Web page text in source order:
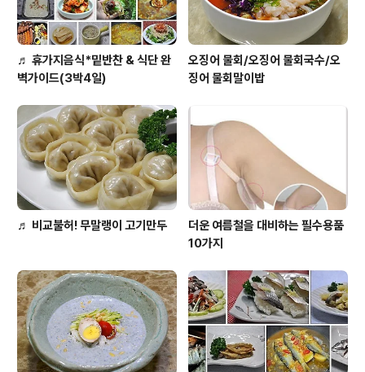
♬ 휴가지음식*밑반찬 & 식단 완
벽가이드(3박4일)
오징어 물회/오징어 물회국수/오
징어 물회말이밥
♬ 비교불허! 무말랭이 고기만두
더운 여름철을 대비하는 필수용품
10가지